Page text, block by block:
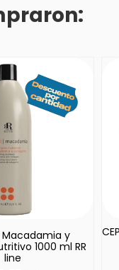
y
1000 ml RR
line